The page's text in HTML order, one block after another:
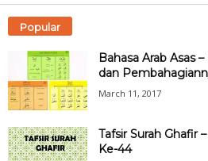
Popular
Bahasa Arab Asas
dan
March 11, 2017
Tafsir Surah Ghafir
Ke-44